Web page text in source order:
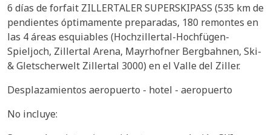
6 días de forfait ZILLERTALER SUPERSKIPASS (535 km de
pendientes óptimamente preparadas, 180 remontes en
las 4 áreas esquiables (Hochzillertal-Hochfügen-
Spieljoch, Zillertal Arena, Mayrhofner Bergbahnen, Ski-
& Gletscherwelt Zillertal 3000) en el Valle del Ziller.
Desplazamientos aeropuerto - hotel - aeropuerto
No incluye: